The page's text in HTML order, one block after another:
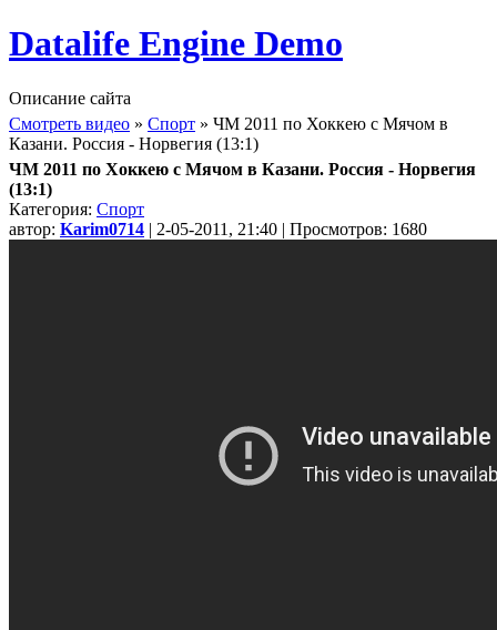
Datalife Engine Demo
Описание сайта
Смотреть видео » Спорт » ЧМ 2011 по Хоккею с Мячом в
Казани. Россия - Норвегия (13:1)
ЧМ 2011 по Хоккею с Мячом в Казани. Россия - Норвегия
(13:1)
Категория: Спорт
автор: Karim0714 | 2-05-2011, 21:40 | Просмотров: 1680